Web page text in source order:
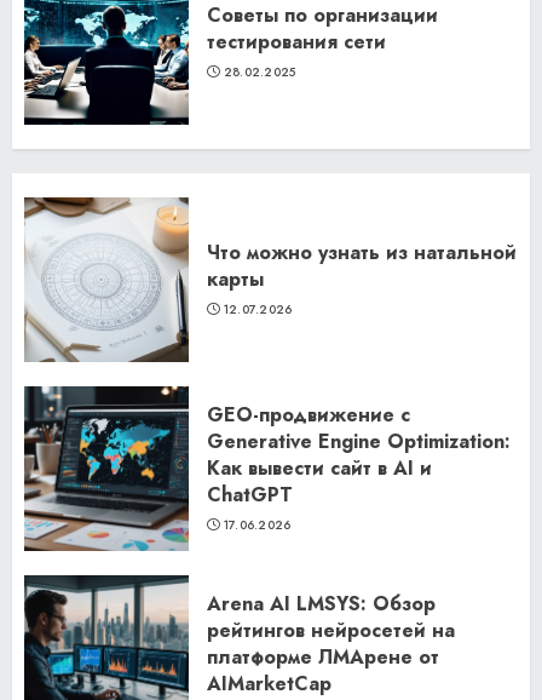
Советы по организации
тестирования сети
28.02.2025
Что можно узнать из натальной
карты
12.07.2026
GEO-продвижение с
Generative Engine Optimization:
Как вывести сайт в AI и
ChatGPT
17.06.2026
Arena AI LMSYS: Обзор
рейтингов нейросетей на
платформе ЛМАрене от
AIMarketCap